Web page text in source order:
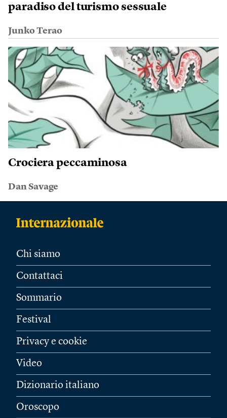
paradiso del turismo sessuale
Junko Terao
Crociera peccaminosa
Dan Savage
Chi siamo
Contattaci
Sommario
Festival
Privacy e cookie
Video
Dizionario italiano
Oroscopo